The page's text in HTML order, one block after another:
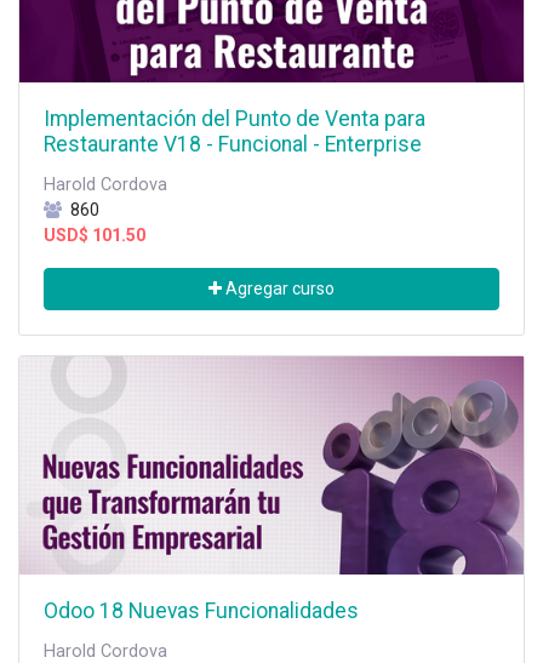
Implementación del Punto de Venta para
Restaurante V18 - Funcional - Enterprise
Harold Cordova
860
USD$ 101.50
Agregar curso
Odoo 18 Nuevas Funcionalidades
Harold Cordova